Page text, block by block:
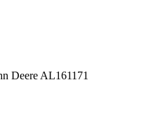
Deere AL161171